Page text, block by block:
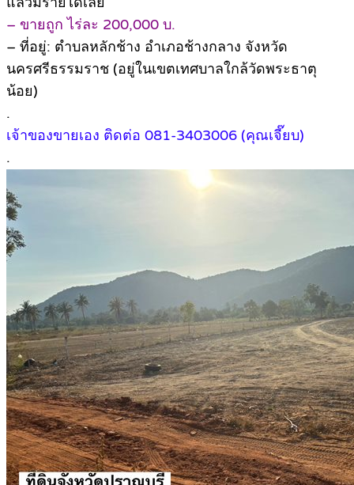
– ขายถูก ไร่ละ 200,000 บ.
– ที่อยู่: ตำบลหลักช้าง อำเภอช้างกลาง จังหวัด
นครศรีธรรมราช (อยู่ในเขตเทศบาลใกล้วัดพระธาตุ
น้อย)
.
เจ้าของขายเอง ติดต่อ 081-3403006 (คุณเจี๊ยบ)
.